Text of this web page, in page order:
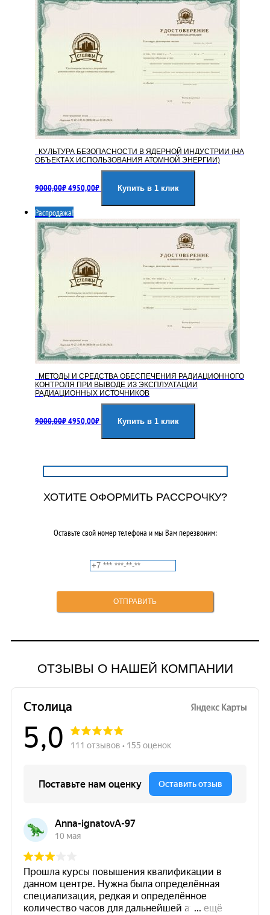
КУЛЬТУРА БЕЗОПАСНОСТИ В ЯДЕРНОЙ ИНДУСТРИИ (НА
ОБЪЕКТАХ ИСПОЛЬЗОВАНИЯ АТОМНОЙ ЭНЕРГИИ)
9000,00₽цена
9000,00₽.
4950,00₽цена:
Купить в 1 клик
Распродажа!
МЕТОДЫ И СРЕДСТВА ОБЕСПЕЧЕНИЯ РАДИАЦИОННОГО
КОНТРОЛЯ ПРИ ВЫВОДЕ ИЗ ЭКСПЛУАТАЦИИ
РАДИАЦИОННЫХ ИСТОЧНИКОВ
9000,00₽цена
4950,00₽цена:
Купить в 1 клик
ХОТИТЕ ОФОРМИТЬ РАССРОЧКУ?
Оставьте свой номер телефона и мы Вам перезвоним:
ОТЗЫВЫ О НАШЕЙ КОМПАНИИ